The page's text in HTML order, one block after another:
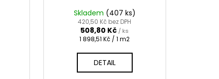
Skladem (407 ks)
420,50 Kč bez DPH
508,80 Kč / ks
Měrná
1 898,51 Kč / 1 m2
DETAIL